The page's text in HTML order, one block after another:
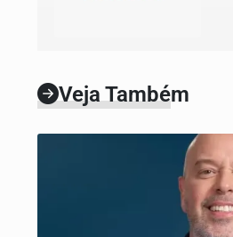
Veja Também